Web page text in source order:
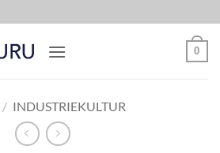
0
/ INDUSTRIEKULTUR